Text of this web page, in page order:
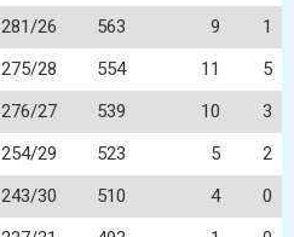
281/26 563 9
1
275/28 554 11
5
276/27 539 10
3
254/29 523 5
2
243/30 510 4
0